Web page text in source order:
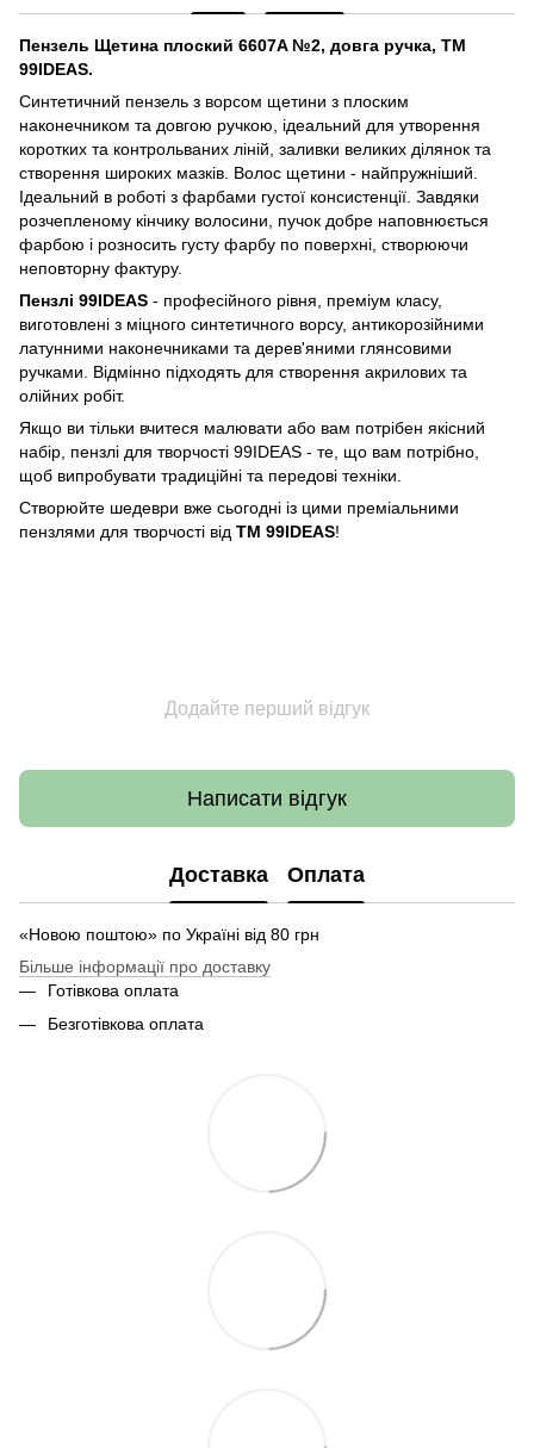
Пензель Щетина плоский 6607A №2, довга ручка, ТМ
99IDEAS.
Синтетичний пензель з ворсом щетини з плоским
наконечником та довгою ручкою, ідеальний для утворення
коротких та контрольваних ліній, заливки великих ділянок та
створення широких мазків. Волос щетини - найпружніший.
Ідеальний в роботі з фарбами густої консистенції. Завдяки
розчепленому кінчику волосини, пучок добре наповнюється
фарбою і розносить густу фарбу по поверхні, створюючи
неповторну фактуру.
Пензлі 99IDEAS - професійного рівня, преміум класу,
виготовлені з міцного синтетичного ворсу, антикорозійними
латунними наконечниками та дерев'яними глянсовими
ручками. Вiдмiнно підходять для створення акрилових та
олійних робіт.
Якщо ви тільки вчитеся малювати або вам потрібен якісний
набір, пензлі для творчості 99IDEAS - те, що вам потрібно,
щоб випробувати традиційні та передові техніки.
Створюйте шедеври вже сьогодні із цими преміальними
пензлями для творчості від ТМ 99IDEAS!
Додайте перший відгук
Написати відгук
Доставка Оплата
«Новою поштою» по Україні від 80 грн
Більше інформації про доставку
Готівкова оплата
Безготівкова оплата